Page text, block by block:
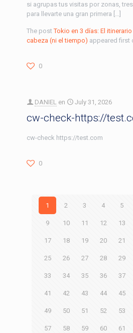
si agrupas tus visitas por zonas,
para llevarte una gran primera […]
The postTokio en 3 días: El
cabeza (ni el tiempo) appeared first
0
DANIEL en July 31, 2026
cw-check-https://
cw-check https://test.com
0
1 2 3 4 5
9 10 11 12 13
17 18 19 20 21
25 26 27 28 29
33 34 35 36 37
41 42 43 44 45
49 50 51 52 53
57 58 59 60 61